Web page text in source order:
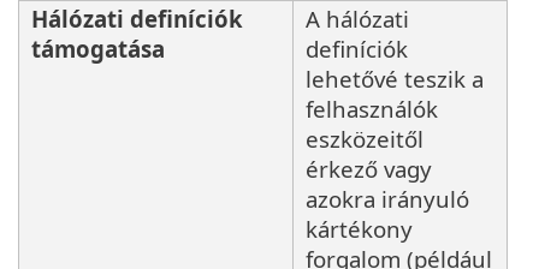
Hálózati definíciók
támogatása
A hálózati
definíciók
lehetővé teszik a
felhasználók
eszközeitől
érkező vagy
azokra irányuló
kártékony
forgalom (például